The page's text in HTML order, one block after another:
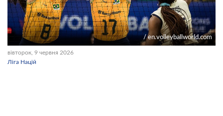
/ en.volleyballworld.com
вівторок, 9 червня 2026
Ліга Націй